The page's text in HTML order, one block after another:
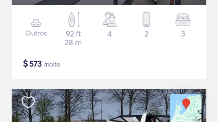
Outros
92 ft
28 m
4 2 3
$573 /noite